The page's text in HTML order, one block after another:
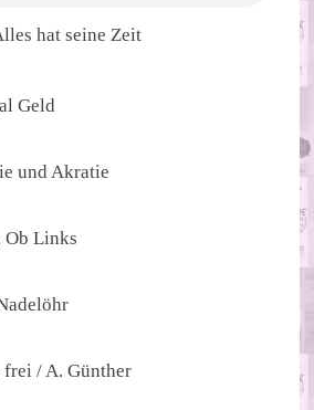
hat seine Zeit
Geld
und Akratie
Ob Links
frei / A. Günther